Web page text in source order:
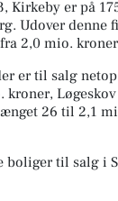
Kirkeby er på
Udover
2,0 mio.
er til salg
kroner,
26 til 2,1
boliger til salg i